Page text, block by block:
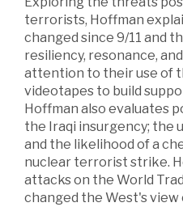
terrorists, Hoffman
changed since 9/11 and
resiliency, resonance,
attention to their use of
videotapes to build
Hoffman also evaluates
the Iraqi insurgency; the
and the likelihood of a
nuclear terrorist strike.
attacks on the World
changed the West's